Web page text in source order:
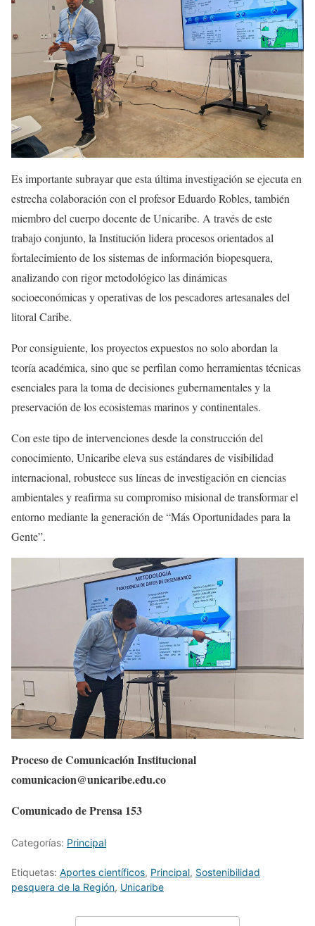
Es importante subrayar que esta última investigación se ejecuta en
estrecha colaboración con el profesor Eduardo Robles, también
miembro del cuerpo docente de Unicaribe. A través de este
trabajo conjunto, la Institución lidera procesos orientados al
fortalecimiento de los sistemas de información biopesquera,
analizando con rigor metodológico las dinámicas
socioeconómicas y operativas de los pescadores artesanales del
litoral Caribe.
Por consiguiente, los proyectos expuestos no solo abordan la
teoría académica, sino que se perfilan como herramientas técnicas
esenciales para la toma de decisiones gubernamentales y la
preservación de los ecosistemas marinos y continentales.
Con este tipo de intervenciones desde la construcción del
conocimiento, Unicaribe eleva sus estándares de visibilidad
internacional, robustece sus líneas de investigación en ciencias
ambientales y reafirma su compromiso misional de transformar el
entorno mediante la generación de “Más Oportunidades para la
Gente”.
Proceso de Comunicación Institucional
comunicacion@unicaribe.edu.co
Comunicado de Prensa 153
Categorías: Principal
Etiquetas: Aportes científicos, Principal, Sostenibilidad
pesquera de la Región, Unicaribe